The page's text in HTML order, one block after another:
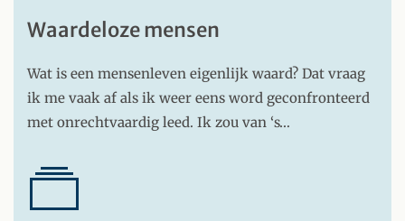
Waardeloze mensen
Wat is een mensenleven eigenlijk waard? Dat vraag
ik me vaak af als ik weer eens word geconfronteerd
met onrechtvaardig leed. Ik zou van ‘s…